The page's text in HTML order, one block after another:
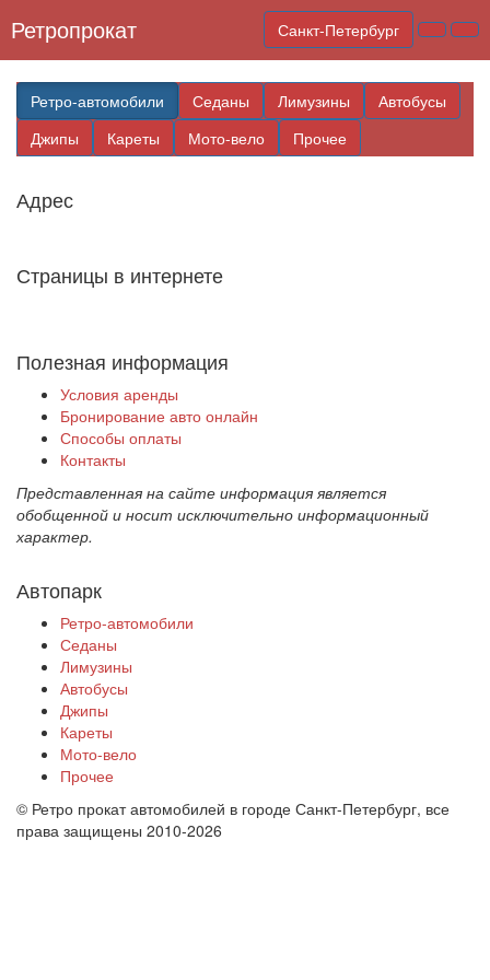
Ретропрокат Санкт-Петербург
Ретро-автомобили Седаны Лимузины
Автобусы
Джипы
Кареты Мото-вело Прочее
Адрес
Страницы в интернете
Полезная информация
Условия аренды
Бронирование авто онлайн
Способы оплаты
Контакты
Представленная на сайте информация является
обобщенной и носит исключительно информационный
характер.
Автопарк
Ретро-автомобили
Седаны
Лимузины
Автобусы
Джипы
Кареты
Мото-вело
Прочее
© Ретро прокат автомобилей в городе Санкт-Петербург, все
права защищены 2010-2026